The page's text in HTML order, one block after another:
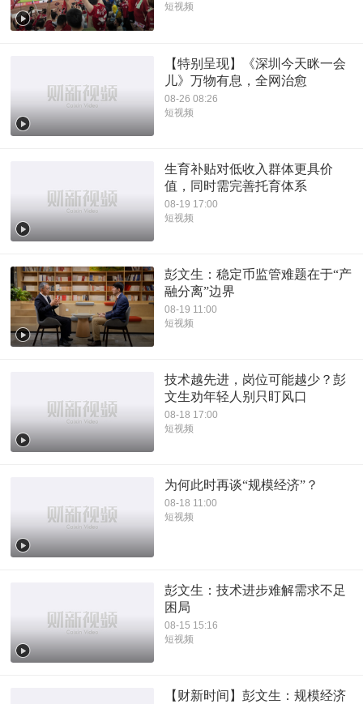
短视频
【特别呈现】《深圳今天眯一会
儿》万物有息，全网治愈
08-26 08:26
短视频
生育补贴对低收入群体更具价
值，同时需完善托育体系
08-19 17:00
短视频
彭文生：稳定币监管难题在于“产
融分离”边界
08-19 11:00
短视频
技术越先进，岗位可能越少？彭
文生劝年轻人别只盯风口
08-18 17:00
短视频
为何此时再谈“规模经济”？
08-18 11:00
短视频
彭文生：技术进步难解需求不足
困局
08-15 15:16
短视频
【财新时间】彭文生：规模经济